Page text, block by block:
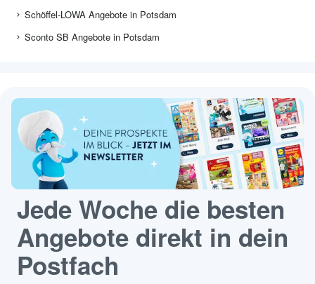
Schöffel-LOWA Angebote in Potsdam
Sconto SB Angebote in Potsdam
Jede Woche die besten
Angebote direkt in dein
Postfach